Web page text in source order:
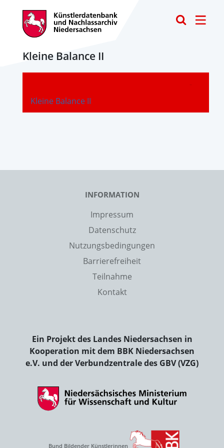
Kleine Balance II
Kleine Balance II
-
INFORMATION
Impressum
Datenschutz
Nutzungsbedingungen
Barrierefreiheit
Teilnahme
Kontakt
Ein Projekt des Landes Niedersachsen in
Kooperation mit dem BBK Niedersachsen
e.V. und der Verbundzentrale des GBV (VZG)
Bund Bildender Künstlerinnen